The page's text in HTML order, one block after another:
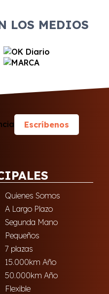
LOS MEDIOS
Escríbenos
Quienes Somos
A Largo Plazo
Segunda Mano
Pequeños
7 plazas
15.000km Año
50.000km Año
Flexible